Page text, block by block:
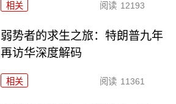
相关 阅读 12193
弱势者的求生之旅：特朗普九年
再访华深度解码
相关 阅读 11361